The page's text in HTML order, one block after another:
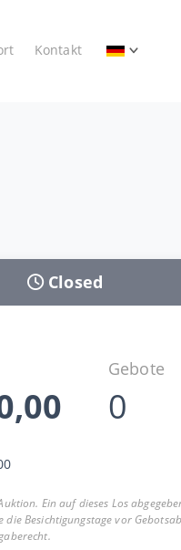
Kontakt
Closed
Gebote
0
Ein auf dieses Los
die Besichtigungstage vor